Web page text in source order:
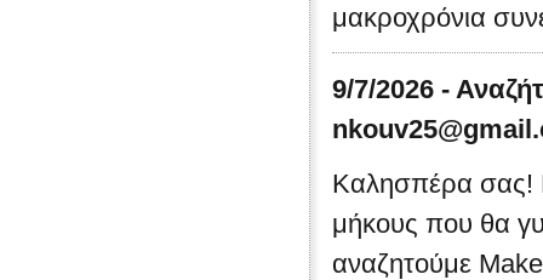
μακροχρόνια
9/7/2026 -
Καλησπέρα σας!
μήκους που θα
αναζητούμε